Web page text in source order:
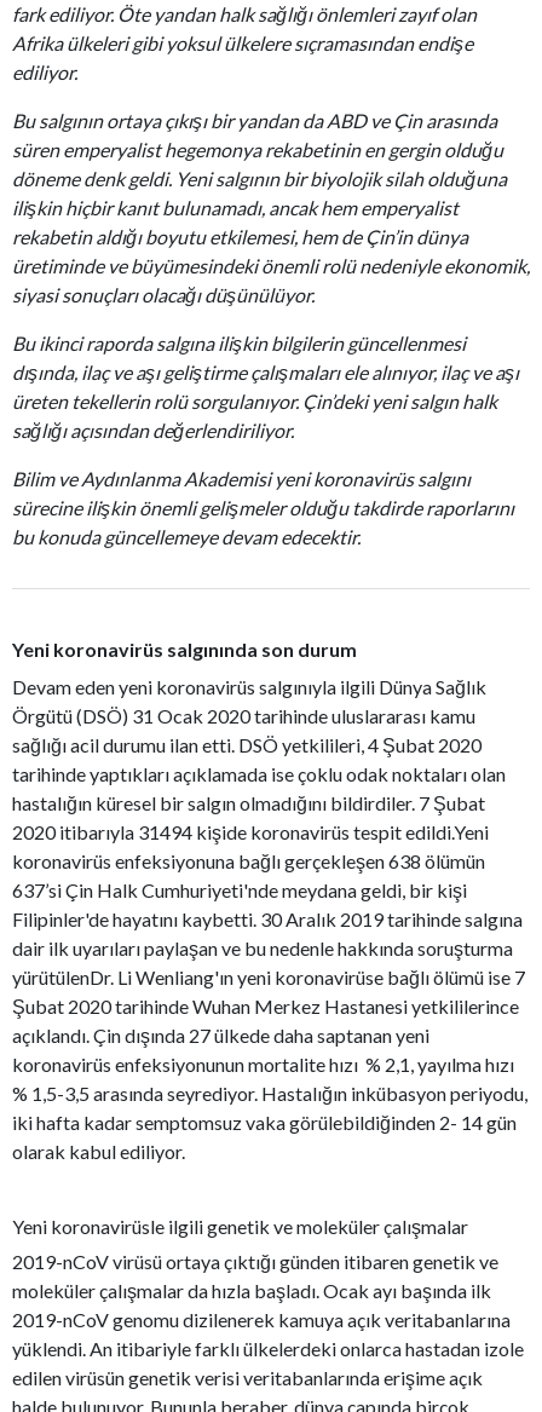
fark ediliyor. Öte yandan halk sağlığı önlemleri zayıf olan
Afrika ülkeleri gibi yoksul ülkelere sıçramasından endişe
ediliyor.
Bu salgının ortaya çıkışı bir yandan da ABD ve Çin arasında
süren emperyalist hegemonya rekabetinin en gergin olduğu
döneme denk geldi. Yeni salgının bir biyolojik silah olduğuna
ilişkin hiçbir kanıt bulunamadı, ancak hem emperyalist
rekabetin aldığı boyutu etkilemesi, hem de Çin’in dünya
üretiminde ve büyümesindeki önemli rolü nedeniyle ekonomik,
siyasi sonuçları olacağı düşünülüyor.
Bu ikinci raporda salgına ilişkin bilgilerin güncellenmesi
dışında, ilaç ve aşı geliştirme çalışmaları ele alınıyor, ilaç ve aşı
üreten tekellerin rolü sorgulanıyor. Çin’deki yeni salgın halk
sağlığı açısından değerlendiriliyor.
Bilim ve Aydınlanma Akademisi yeni koronavirüs salgını
sürecine ilişkin önemli gelişmeler olduğu takdirde raporlarını
bu konuda güncellemeye devam edecektir.
Yeni koronavirüs salgınında son durum
Devam eden yeni koronavirüs salgınıyla ilgili Dünya Sağlık
Örgütü (DSÖ) 31 Ocak 2020 tarihinde uluslararası kamu
sağlığı acil durumu ilan etti. DSÖ yetkilileri, 4 Şubat 2020
tarihinde yaptıkları açıklamada ise çoklu odak noktaları olan
hastalığın küresel bir salgın olmadığını bildirdiler. 7 Şubat
2020 itibarıyla 31494 kişide koronavirüs tespit edildi.Yeni
koronavirüs enfeksiyonuna bağlı gerçekleşen 638 ölümün
637’si Çin Halk Cumhuriyeti'nde meydana geldi, bir kişi
Filipinler'de hayatını kaybetti. 30 Aralık 2019 tarihinde salgına
dair ilk uyarıları paylaşan ve bu nedenle hakkında soruşturma
yürütülenDr. Li Wenliang'ın yeni koronavirüse bağlı ölümü ise 7
Şubat 2020 tarihinde Wuhan Merkez Hastanesi yetkililerince
açıklandı. Çin dışında 27 ülkede daha saptanan yeni
koronavirüs enfeksiyonunun mortalite hızı % 2,1, yayılma hızı
% 1,5-3,5 arasında seyrediyor. Hastalığın inkübasyon periyodu,
iki hafta kadar semptomsuz vaka görülebildiğinden 2- 14 gün
olarak kabul ediliyor.
Yeni koronavirüsle ilgili genetik ve moleküler çalışmalar
2019-nCoV virüsü ortaya çıktığı günden itibaren genetik ve
moleküler çalışmalar da hızla başladı. Ocak ayı başında ilk
2019-nCoV genomu dizilenerek kamuya açık veritabanlarına
yüklendi. An itibariyle farklı ülkelerdeki onlarca hastadan izole
edilen virüsün genetik verisi veritabanlarında erişime açık
halde bulunuyor. Bununla beraber, dünya çapında birçok